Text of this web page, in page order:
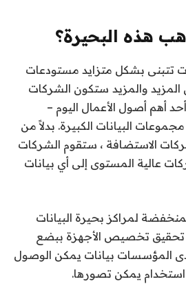
هذه البحيرة؟
تتبنى بشكل متزايد مستودعات
المزيد والمزيد ستكون الشركات
أهم أصول الأعمال اليوم –
البيانات الكبيرة. بدلاً من
الاستضافة ، ستقوم الشركات
عالية المستوى إلى أي بيانات
لمراكز بحيرة البيانات
تحقيق تخصيص الأجهزة ببضع
المؤسسات بيانات يمكن الوصول
استخدام يمكن تصورها.